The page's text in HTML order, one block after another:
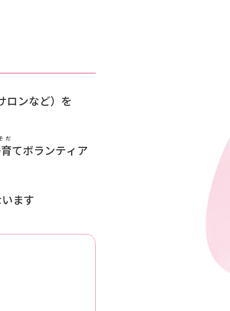
ロンなど）を
だ
てボランティア
ます